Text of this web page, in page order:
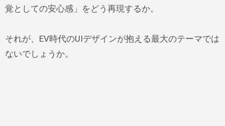
覚としての安心感」をどう再現するか。
それが、EV時代のUIデザインが抱える最大のテーマでは
ないでしょうか。